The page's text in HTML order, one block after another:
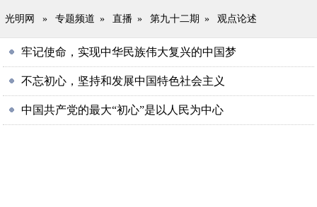
光明网 » 专题频道 » 直播 » 第九十二期 » 观点论述
牢记使命，实现中华民族伟大复兴的中国梦
不忘初心，坚持和发展中国特色社会主义
中国共产党的最大“初心”是以人民为中心